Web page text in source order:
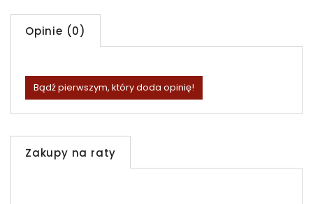
Opinie (0)
Bądź pierwszym, który doda opinię!
Zakupy na raty